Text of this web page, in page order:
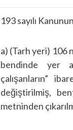
193 sayılı
a) (Tarh yeri) 106
bendinde yer
çalışanların”
değiştirilmiş,
metninden